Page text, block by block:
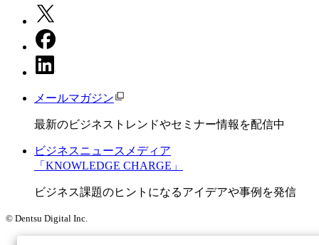
メールマガジン
最新のビジネストレンドやセミナー情報を配信中
ビジネスニュースメディア
「KNOWLEDGE CHARGE」
ビジネス課題のヒントになるアイデアや事例を発信
© Dentsu Digital Inc.